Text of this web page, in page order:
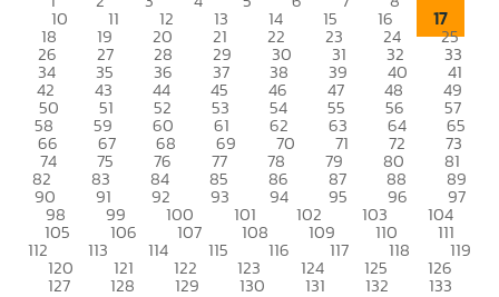
10 11 12 13 14 15 16 17
18 19 20 21 22 23 24 25
26 27 28 29 30 31 32 33
34 35 36 37 38 39 40 41
42 43 44 45 46 47 48 49
50 51 52 53 54 55 56 57
58 59 60 61 62 63 64 65
66 67 68 69 70 71 72 73
74 75 76 77 78 79 80 81
82 83 84 85 86 87 88 89
90 91 92 93 94 95 96 97
98 99 100 101 102 103 104
105 106 107 108 109 110 111
112 113 114 115 116 117 118 119
120 121 122 123 124 125 126
127 128 129 130 131 132 133